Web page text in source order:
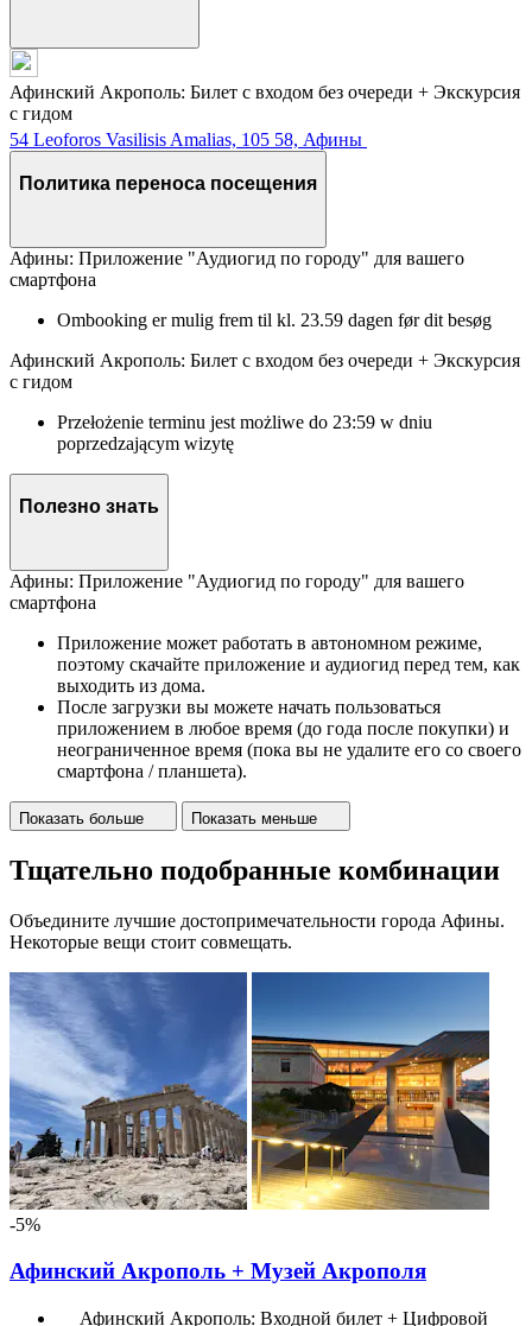
Афинский Акрополь: Билет с входом без очереди + Экскурсия
с гидом
54 Leoforos Vasilisis Amalias, 105 58, Афины
Политика переноса посещения
Афины: Приложение "Аудиогид по городу" для вашего
смартфона
Ombooking er mulig frem til kl. 23.59 dagen før dit besøg
Афинский Акрополь: Билет с входом без очереди + Экскурсия
с гидом
Przełożenie terminu jest możliwe do 23:59 w dniu
poprzedzającym wizytę
Полезно знать
Афины: Приложение "Аудиогид по городу" для вашего
смартфона
Приложение может работать в автономном режиме,
поэтому скачайте приложение и аудиогид перед тем, как
выходить из дома.
После загрузки вы можете начать пользоваться
приложением в любое время (до года после покупки) и
неограниченное время (пока вы не удалите его со своего
смартфона / планшета).
Показать больше Показать меньше
Тщательно подобранные комбинации
Объедините лучшие достопримечательности города Афины.
Некоторые вещи стоит совмещать.
-5%
Афинский Акрополь + Музей Акрополя
Афинский Акрополь: Входной билет + Цифровой